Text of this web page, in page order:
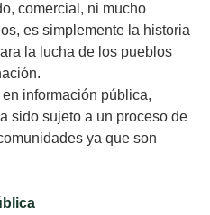
comercial, ni mucho
es simplemente la historia
la lucha de los pueblos
información pública,
sido sujeto a un proceso de
ya que son